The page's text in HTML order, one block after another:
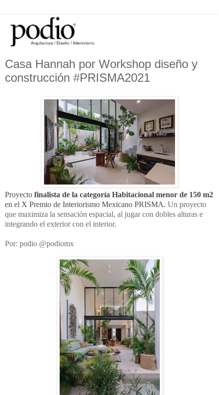
Casa Hannah por Workshop diseño y
construcción #PRISMA2021
Proyecto finalista de la categoría Habitacional menor de 150 m2
en el X Premio de Interiorismo Mexicano PRISMA. Un proyecto
que maximiza la sensación espacial, al jugar con dobles alturas e
integrando el exterior con el interior.
Por: podio @podiomx